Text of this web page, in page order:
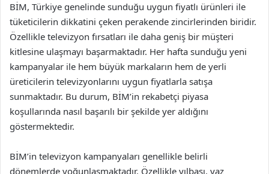
BİM, Türkiye genelinde sunduğu uygun fiyatlı ürünleri ile
tüketicilerin dikkatini çeken perakende zincirlerinden biridir.
Özellikle televizyon fırsatları ile daha geniş bir müşteri
kitlesine ulaşmayı başarmaktadır. Her hafta sunduğu yeni
kampanyalar ile hem büyük markaların hem de yerli
üreticilerin televizyonlarını uygun fiyatlarla satışa
sunmaktadır. Bu durum, BİM’in rekabetçi piyasa
koşullarında nasıl başarılı bir şekilde yer aldığını
göstermektedir.
BİM’in televizyon kampanyaları genellikle belirli
dönemlerde yoğunlaşmaktadır. Özellikle yılbaşı, yaz